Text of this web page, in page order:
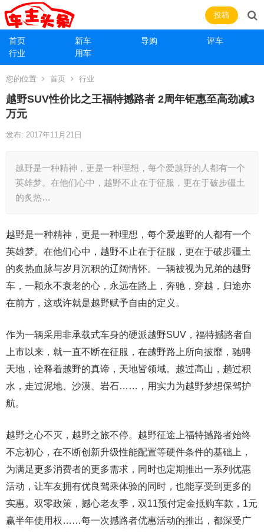
首页 新车 导购
评车
行业
用车
投稿
您的位置 首页 行业
越野SUV性价比之王福特撼路者 2周年钜惠至高劲减3
万元
发布: 2017年11月21日
越野是一种精神，更是一种理想，每个爱越野的人都有一个
英雄梦。在他们心中，越野不止在于征服，更在于破步疆土
的炙热…
越野是一种精神，更是一种理想，每个爱越野的人都有一个
英雄梦。在他们心中，越野不止在于征服，更在于破步疆土
的炙热血脉与岁月沉积的辽阔情怀。一辆被视为兄弟的越野
车，一颗永不衰老的心，永远在路上，奔驰，穿越，归途亦
在前方，这或许就是越野赋予自由的定义。
作为一辆采用非承载式车身的硬派越野SUV，福特撼路者自
上市以来，就一直不断在征服，在越野路上所向披靡，驰骋
天地，诠释着越野的真谛，天地皆领域。越过高山，趟过积
水，走过泥地、沙漠、岩石……，用实力为越野梦想保驾护
航。
越野之心不灭，越野之旅不停。越野征途上福特撼路者始终
不忘初心，在不断创新升级性能配置等硬件条件的基础上，
为满足更多消费者的更多需求，同时也定期推出一系列优惠
活动，让车友拥有优良驾乘体验的同时，也能享受到更多的
实惠。双零政策，撼心老友季，双11预付定金抵购车款，1元
赢半年使用权……每一次撼路者优惠活动的推出，都深受广